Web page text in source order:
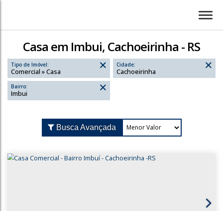
Casa em Imbui, Cachoeirinha - RS
Tipo de Imóvel:
Comercial » Casa
Cidade:
Cachoeirinha
Bairro:
Busca Avançada